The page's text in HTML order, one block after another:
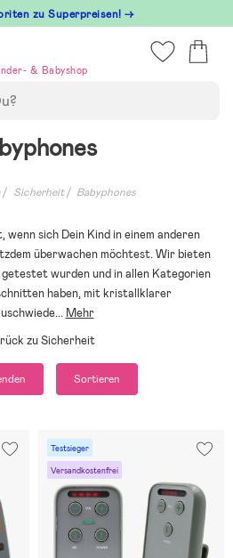
zu Superpreisen! →
& Babyshop
Sicherheit Babyphones
sich Dein Kind in einem anderen
überwachen möchtest. Wir bieten
getestet wurden und in allen Kategorien
haben, mit kristallklarer
... Mehr
zu Sicherheit
Sortieren
Testsieger
Versandkostenfrei